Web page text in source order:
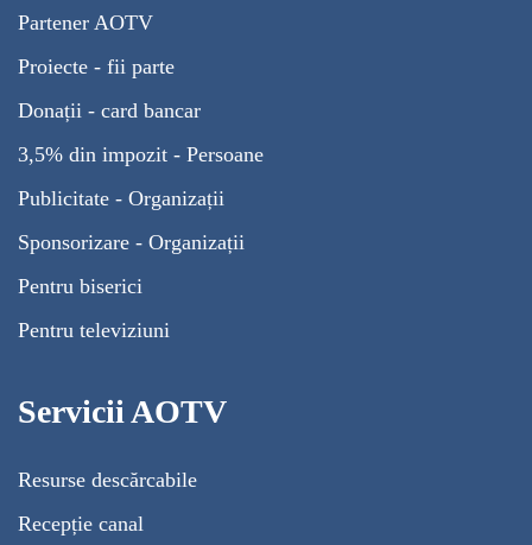
Partener AOTV
Proiecte - fii parte
Donații - card bancar
3,5% din impozit - Persoane
Publicitate - Organizații
Sponsorizare - Organizații
Pentru biserici
Pentru televiziuni
Servicii AOTV
Resurse descărcabile
Recepție canal